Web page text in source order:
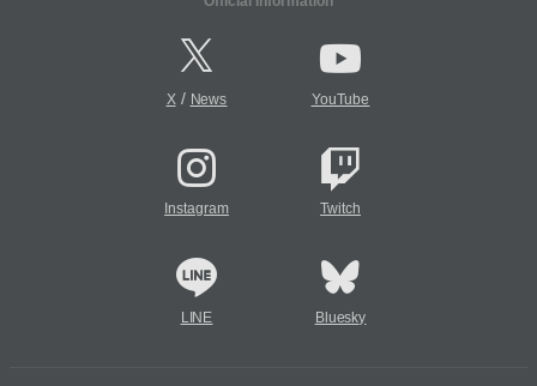
X/ News YouTube
Instagram Twitch
LINE Bluesky